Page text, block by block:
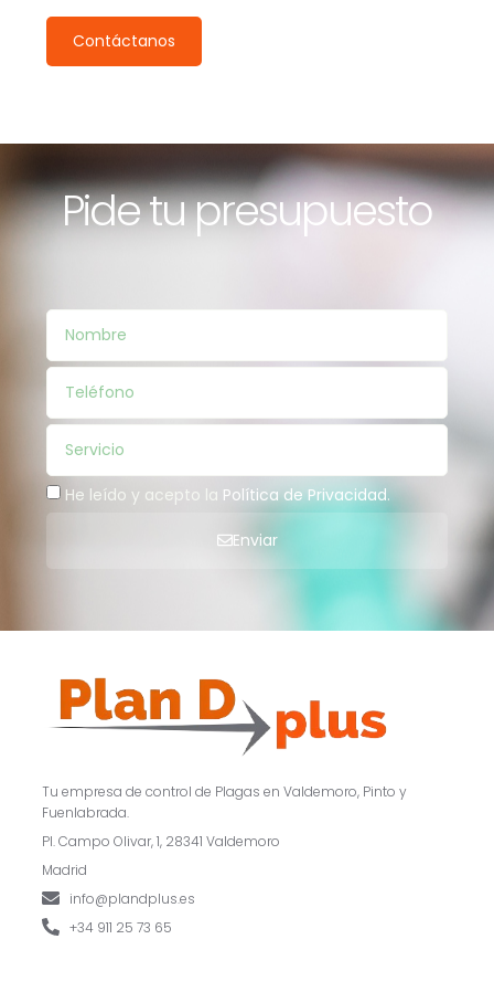
Contáctanos
Pide tu presupuesto
He leído y acepto la Política de Privacidad.
Enviar
Tu empresa de control de Plagas en Valdemoro, Pinto y
Fuenlabrada.
Pl. Campo Olivar, 1, 28341 Valdemoro
Madrid
info@plandplus.es
+34 911 25 73 65